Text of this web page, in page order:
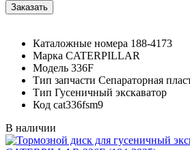
Каталожные номера 188-4173
Марка CATERPILLAR
Модель 336F
Тип запчасти Сепараторная
Тип Гусеничный экскаватор
Код cat336fsm9
В наличии